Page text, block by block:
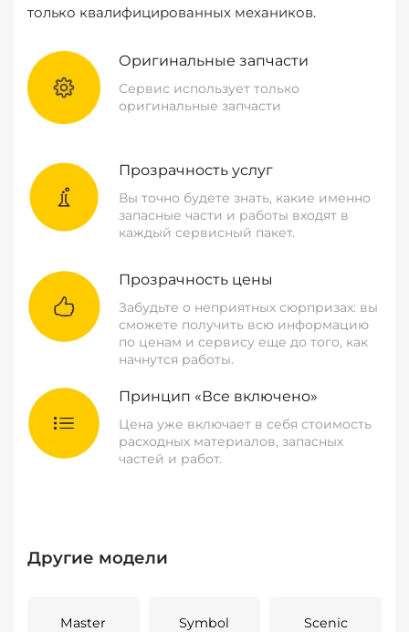
только квалифицированных механиков.
Оригинальные запчасти
Сервис использует только
оригинальные запчасти
Прозрачность услуг
Вы точно будете знать, какие именно
запасные части и работы входят в
каждый сервисный пакет.
Прозрачность цены
Забудьте о неприятных сюрпризах: вы
сможете получить всю информацию
по ценам и сервису еще до того, как
начнутся работы.
Принцип «Все включено»
Цена уже включает в себя стоимость
расходных материалов, запасных
частей и работ.
Другие модели
Master Symbol Scenic